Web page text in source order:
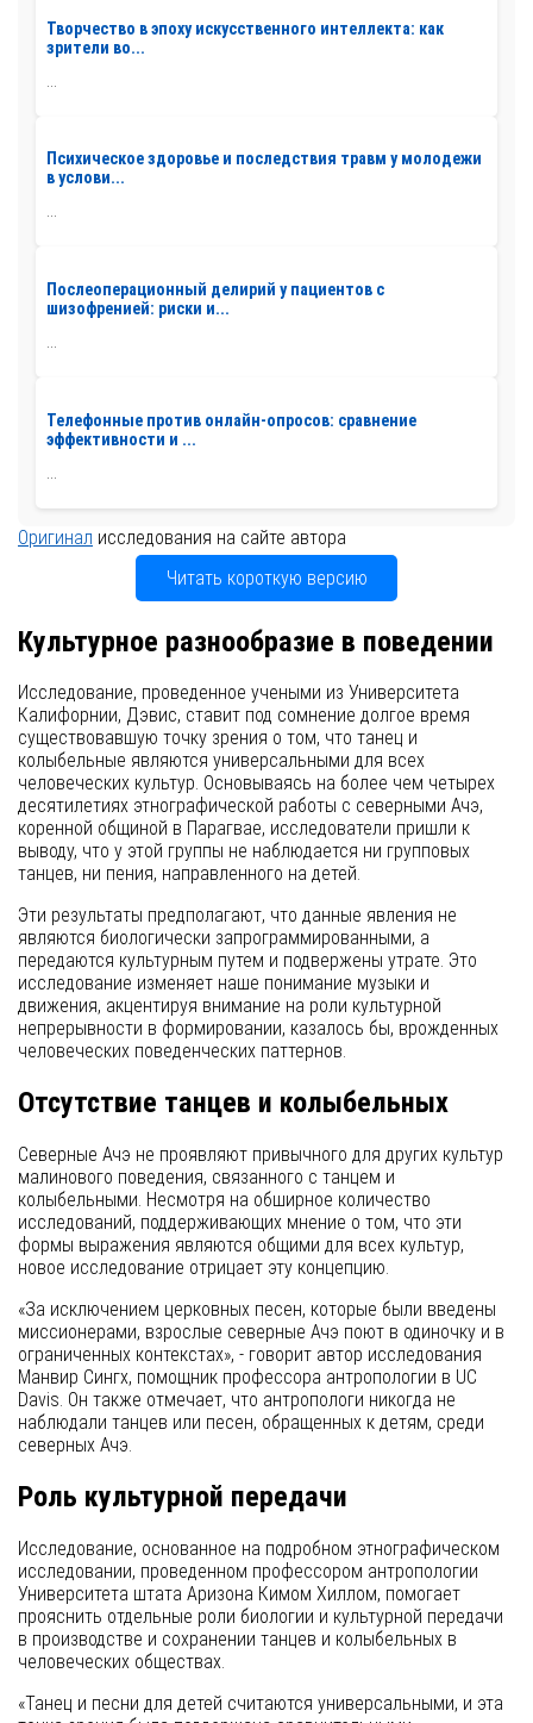
Творчество в эпоху искусственного интеллекта: как
зрители во...
Психическое здоровье и последствия травм у молодежи
в услови...
...
Послеоперационный делирий у пациентов с
шизофренией: риски и...
...
Телефонные против онлайн-опросов: сравнение
эффективности и ...
Оригинал исследования на сайте автора
Читать короткую версию
Культурное разнообразие в поведении
Исследование, проведенное учеными из Университета
Калифорнии, Дэвис, ставит под сомнение долгое время
существовавшую точку зрения о том, что танец и
колыбельные являются универсальными для всех
человеческих культур. Основываясь на более чем четырех
десятилетиях этнографической работы с северными Ачэ,
коренной общиной в Парагвае, исследователи пришли к
выводу, что у этой группы не наблюдается ни групповых
танцев, ни пения, направленного на детей.
Эти результаты предполагают, что данные явления не
являются биологически запрограммированными, а
передаются культурным путем и подвержены утрате. Это
исследование изменяет наше понимание музыки и
движения, акцентируя внимание на роли культурной
непрерывности в формировании, казалось бы, врожденных
человеческих поведенческих паттернов.
Отсутствие танцев и колыбельных
Северные Ачэ не проявляют привычного для других культур
малинового поведения, связанного с танцем и
колыбельными. Несмотря на обширное количество
исследований, поддерживающих мнение о том, что эти
формы выражения являются общими для всех культур,
новое исследование отрицает эту концепцию.
«За исключением церковных песен, которые были введены
миссионерами, взрослые северные Ачэ поют в одиночку и в
ограниченных контекстах», - говорит автор исследования
Манвир Сингх, помощник профессора антропологии в UC
Davis. Он также отмечает, что антропологи никогда не
наблюдали танцев или песен, обращенных к детям, среди
северных Ачэ.
Роль культурной передачи
Исследование, основанное на подробном этнографическом
исследовании, проведенном профессором антропологии
Университета штата Аризона Кимом Хиллом, помогает
прояснить отдельные роли биологии и культурной передачи
в производстве и сохранении танцев и колыбельных в
человеческих обществах.
«Танец и песни для детей считаются универсальными, и эта